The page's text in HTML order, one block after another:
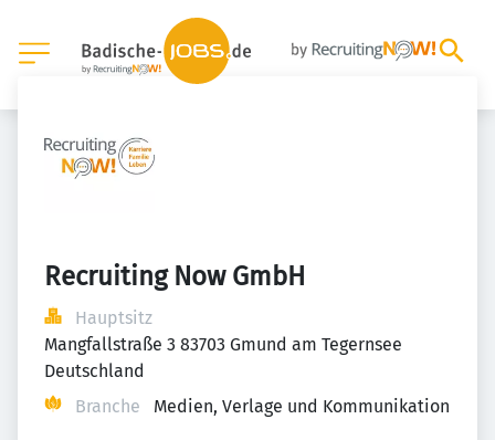
Recruiting Now GmbH
Hauptsitz
Mangfallstraße 3 83703 Gmund am Tegernsee
Deutschland
Branche
Medien, Verlage und Kommunikation